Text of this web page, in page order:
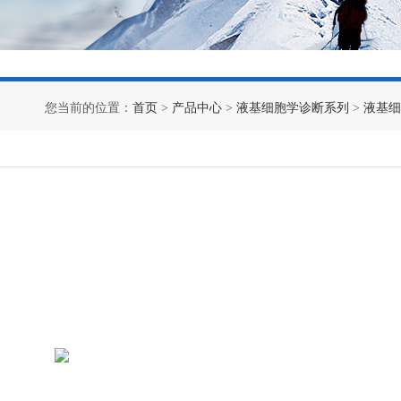
您当前的位置： 首页 > 产品中心 > 液基细胞学诊断系列 > 液基